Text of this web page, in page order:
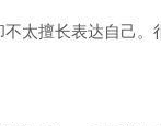
太擅长表达自己。